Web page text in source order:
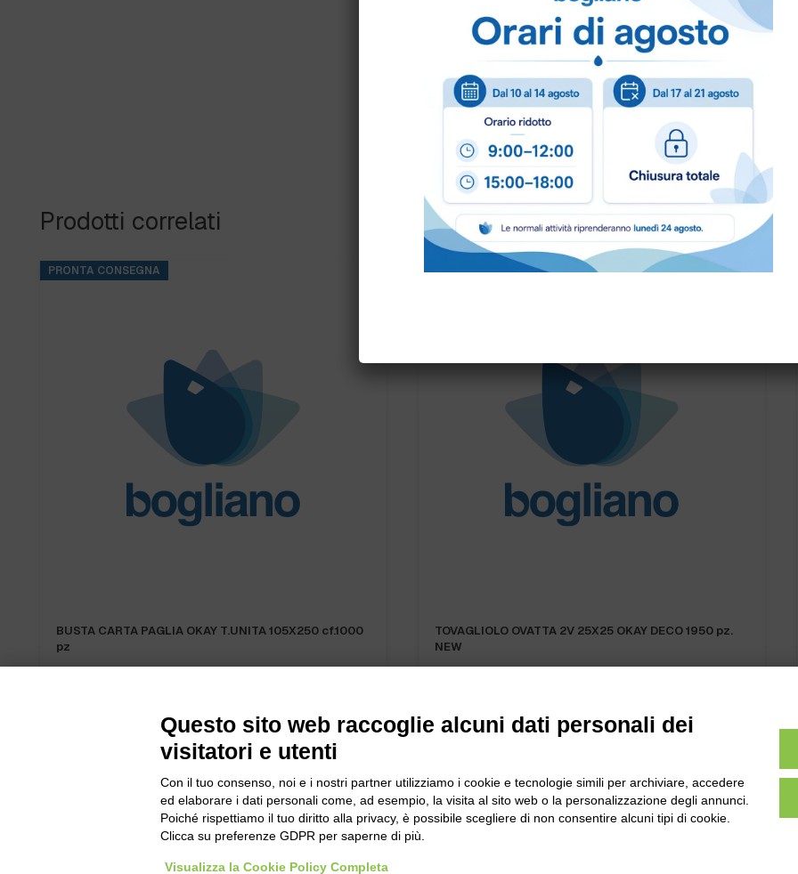
TOVAGLIATO OKAY:
Prodotti correlati
PRONTA CONSEGNA
BUSTA CARTA PAGLIA OKAY T.UNITA 105X250 cf.1000
pz
TOVAGLIOLO OVATTA 2V 25X25 OKAY DECO 1950 pz.
NEW
Bogliano Srl
Strada Statale 231 Alba-Bra
Borgo San Martino 44, 12060
Tel:0172-478161
Fax: 0172-487399
Questo sito web raccoglie alcuni dati personali dei
visitatori e utenti
Con il tuo consenso, noi e i nostri partner utilizziamo i cookie e tecnologie simili per archiviare, accedere
ed elaborare i dati personali come, ad esempio, la visita al sito web o la personalizzazione degli annunci.
Poiché rispettiamo il tuo diritto alla privacy, è possibile scegliere di non consentire alcuni tipi di cookie.
Clicca su preferenze GDPR per saperne di più.
Visualizza la Cookie Policy Completa